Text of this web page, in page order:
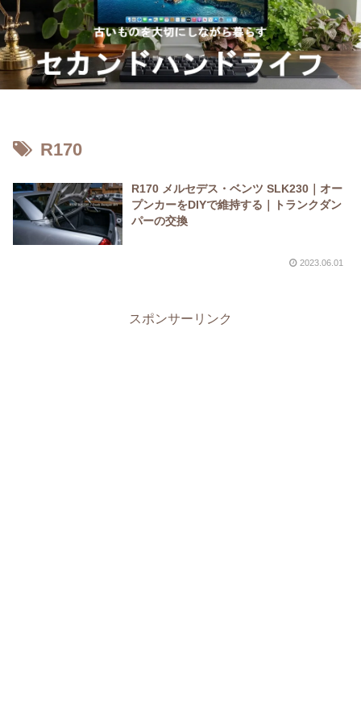
R170
R170 メルセデス・ベンツ SLK230｜オー
プンカーをDIYで維持する｜トランクダン
パーの交換
2023.06.01
スポンサーリンク